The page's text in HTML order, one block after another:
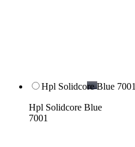
Hpl Solidcore Blue 7001
Hpl Solidcore Blue
7001